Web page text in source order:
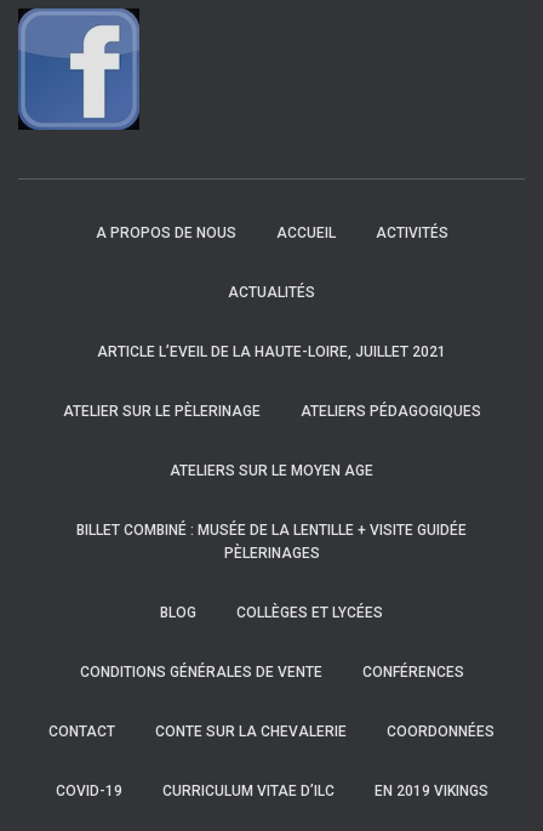
A PROPOS DE NOUS ACCUEIL ACTIVITÉS
ACTUALITÉS
ARTICLE L’EVEIL DE LA HAUTE-LOIRE, JUILLET 2021
ATELIER SUR LE PÈLERINAGE ATELIERS PÉDAGOGIQUES
ATELIERS SUR LE MOYEN AGE
BILLET COMBINÉ : MUSÉE DE LA LENTILLE + VISITE GUIDÉE
PÈLERINAGES
BLOG COLLÈGES ET LYCÉES
CONDITIONS GÉNÉRALES DE VENTE CONFÉRENCES
CONTACT CONTE SUR LA CHEVALERIE COORDONNÉES
COVID-19 CURRICULUM VITAE D’ILC EN 2019 VIKINGS